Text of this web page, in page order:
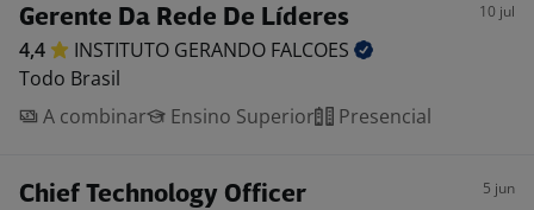
Gerente Da Rede De Líderes 10 jul
4,4 INSTITUTO GERANDO FALCOES
Todo Brasil
A combinar
Ensino Superior Presencial
Chief Technology Officer 5 jun